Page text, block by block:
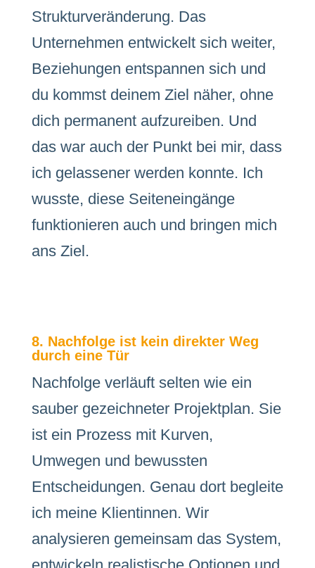
Strukturveränderung. Das
Unternehmen entwickelt sich weiter,
Beziehungen entspannen sich und
du kommst deinem Ziel näher, ohne
dich permanent aufzureiben. Und
das war auch der Punkt bei mir, dass
ich gelassener werden konnte. Ich
wusste, diese Seiteneingänge
funktionieren auch und bringen mich
ans Ziel.
8. Nachfolge ist kein direkter Weg
durch eine Tür
Nachfolge verläuft selten wie ein
sauber gezeichneter Projektplan. Sie
ist ein Prozess mit Kurven,
Umwegen und bewussten
Entscheidungen. Genau dort begleite
ich meine Klientinnen. Wir
analysieren gemeinsam das System,